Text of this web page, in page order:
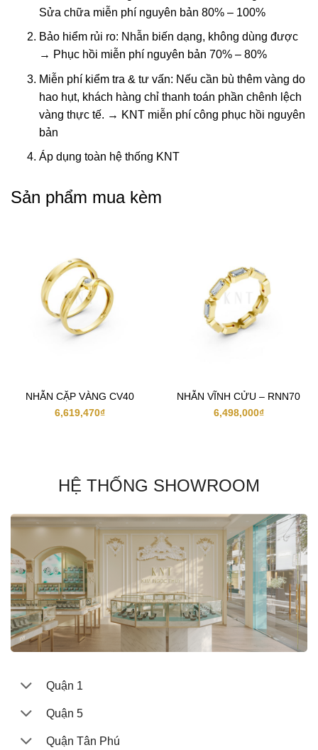
Sửa chữa miễn phí nguyên bản 80% – 100%
Bảo hiểm rủi ro: Nhẫn biến dạng, không dùng được
→ Phục hồi miễn phí nguyên bản 70% – 80%
Miễn phí kiểm tra & tư vấn: Nếu cần bù thêm vàng do
hao hụt, khách hàng chỉ thanh toán phần chênh lệch
vàng thực tế. → KNT miễn phí công phục hồi nguyên
bản
Áp dụng toàn hệ thống KNT
Sản phẩm mua kèm
NHẪN CẶP VÀNG CV40
6,619,470₫
NHẪN VĨNH CỬU – RNN70
6,498,000₫
HỆ THỐNG SHOWROOM
Quận 1
Quận 5
Quận Tân Phú